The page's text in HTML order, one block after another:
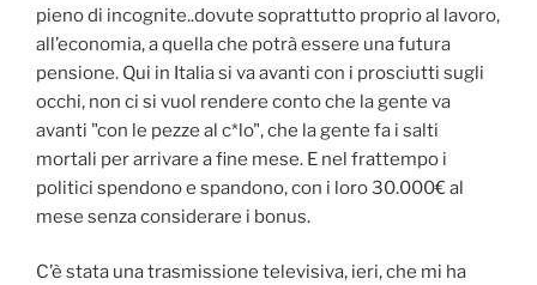
pieno di incognite..dovute soprattutto proprio al lavoro,
all’economia, a quella che potrà essere una futura
pensione. Qui in Italia si va avanti con i prosciutti sugli
occhi, non ci si vuol rendere conto che la gente va
avanti "con le pezze al c*lo", che la gente fa i salti
mortali per arrivare a fine mese. E nel frattempo i
politici spendono e spandono, con i loro 30.000€ al
mese senza considerare i bonus.
C’è stata una trasmissione televisiva, ieri, che mi ha